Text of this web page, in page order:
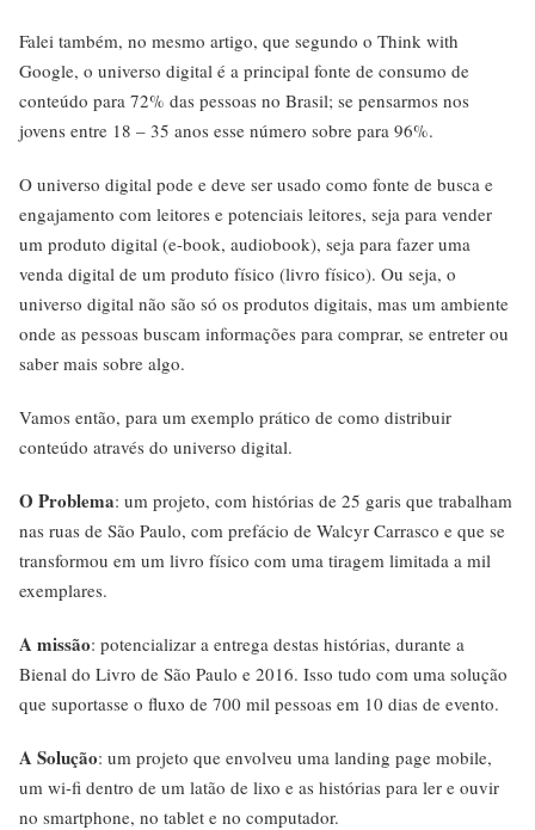
Falei também, no mesmo artigo, que segundo o Think with
Google, o universo digital é a principal fonte de consumo de
conteúdo para 72% das pessoas no Brasil; se pensarmos nos
jovens entre 18 – 35 anos esse número sobre para 96%.
O universo digital pode e deve ser usado como fonte de busca e
engajamento com leitores e potenciais leitores, seja para vender
um produto digital (e-book, audiobook), seja para fazer uma
venda digital de um produto físico (livro físico). Ou seja, o
universo digital não são só os produtos digitais, mas um ambiente
onde as pessoas buscam informações para comprar, se entreter ou
saber mais sobre algo.
Vamos então, para um exemplo prático de como distribuir
conteúdo através do universo digital.
O Problema: um projeto, com histórias de 25 garis que trabalham
nas ruas de São Paulo, com prefácio de Walcyr Carrasco e que se
transformou em um livro físico com uma tiragem limitada a mil
exemplares.
A missão: potencializar a entrega destas histórias, durante a
Bienal do Livro de São Paulo e 2016. Isso tudo com uma solução
que suportasse o fluxo de 700 mil pessoas em 10 dias de evento.
A Solução: um projeto que envolveu uma landing page mobile,
um wi-fi dentro de um latão de lixo e as histórias para ler e ouvir
no smartphone, no tablet e no computador.